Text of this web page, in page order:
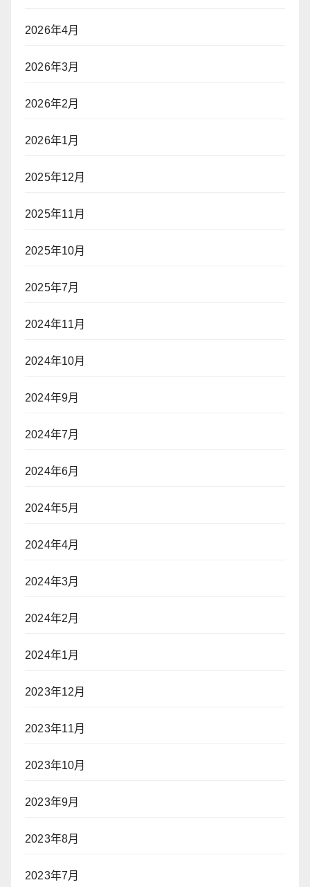
2026年4月
2026年3月
2026年2月
2026年1月
2025年12月
2025年11月
2025年10月
2025年7月
2024年11月
2024年10月
2024年9月
2024年7月
2024年6月
2024年5月
2024年4月
2024年3月
2024年2月
2024年1月
2023年12月
2023年11月
2023年10月
2023年9月
2023年8月
2023年7月